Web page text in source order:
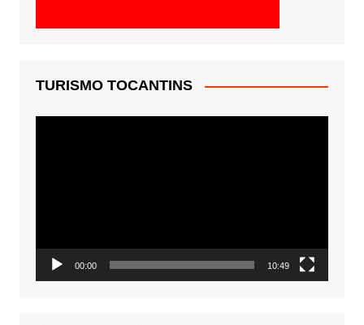
TURISMO TOCANTINS
00:00 10:49